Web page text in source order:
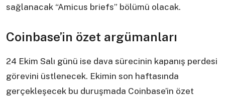
sağlanacak “Amicus briefs” bölümü olacak.
Coinbase’in özet argümanları
24 Ekim Salı günü ise dava sürecinin kapanış perdesi
görevini üstlenecek. Ekimin son haftasında
gerçekleşecek bu duruşmada Coinbase’in özet